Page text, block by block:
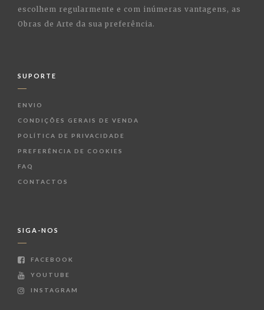
escolhem regularmente e com inúmeras vantagens, as
Obras de Arte da sua preferência.
SUPORTE
ENVIO
CONDIÇÕES GERAIS DE VENDA
POLÍTICA DE PRIVACIDADE
PREFERÊNCIA DE COOKIES
FAQ
CONTACTOS
SIGA-NOS
FACEBOOK
YOUTUBE
INSTAGRAM